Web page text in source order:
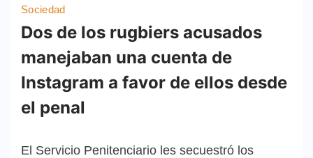
Sociedad
Dos de los rugbiers acusados
manejaban una cuenta de
Instagram a favor de ellos desde
el penal
El Servicio Penitenciario les secuestró los